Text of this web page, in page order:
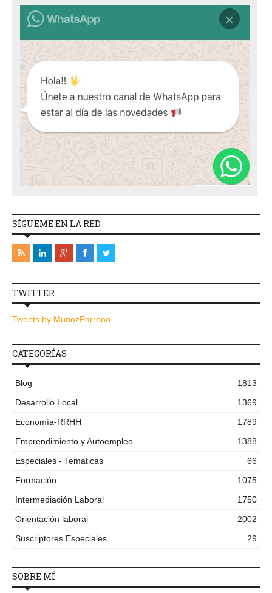
SÍGUEME EN LA RED
TWITTER
Tweets by MunozParreno
CATEGORÍAS
Blog
1813
Desarrollo Local
1369
Economía-RRHH
1789
Emprendimiento y Autoempleo
1388
Especiales - Temáticas
66
Formación
1075
Intermediación Laboral
1750
Orientación laboral
2002
Suscriptores Especiales
29
SOBRE MÍ